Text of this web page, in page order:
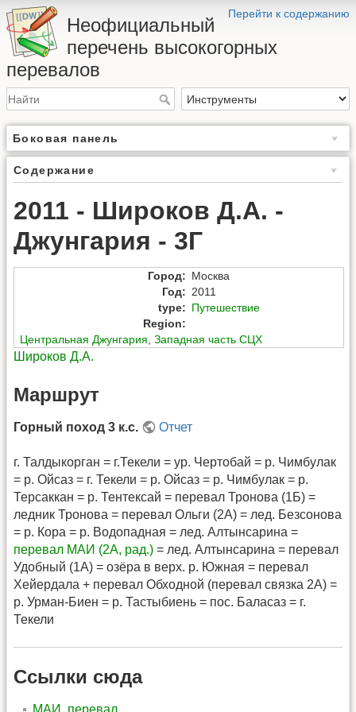
Перейти к содержанию
Неофициальный
перечень высокогорных
перевалов
Боковая панель
Содержание
2011 - Широков Д.А. -
Джунгария - 3Г
Город: Москва
Год: 2011
type: Путешествие
Region:
Центральная Джунгария,Западная часть СЦХ
Широков Д.А.
Маршрут
Горный поход 3 к.с. Отчет
г. Талдыкорган = г.Текели = ур. Чертобай = р. Чимбулак
= р. Ойсаз = г. Текели = р. Ойсаз = р. Чимбулак = р.
Терсаккан = р. Тентексай = перевал Тронова (1Б) =
ледник Тронова = перевал Ольги (2А) = лед. Безсонова
= р. Кора = р. Водопадная = лед. Алтынсарина =
перевал МАИ (2А, рад.) = лед. Алтынсарина = перевал
Удобный (1А) = озёра в верх. р. Южная = перевал
Хейердала + перевал Обходной (перевал связка 2А) =
р. Урман-Биен = р. Тастыбиень = пос. Баласаз = г.
Текели
Ссылки сюда
МАИ, перевал